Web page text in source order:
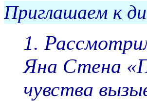
Приглашаем к
1.
Яна Стена
чувства